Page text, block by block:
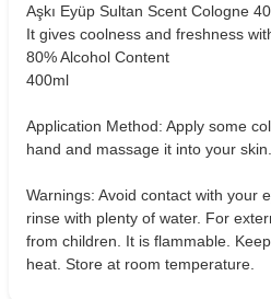
Aşkı Eyüp Sultan Scent Cologne
It gives coolness and freshness
80% Alcohol Content
400ml
Application Method: Apply some
hand and massage it into your skin.
Warnings: Avoid contact with your
rinse with plenty of water. For
from children. It is flammable.
heat. Store at room temperature.